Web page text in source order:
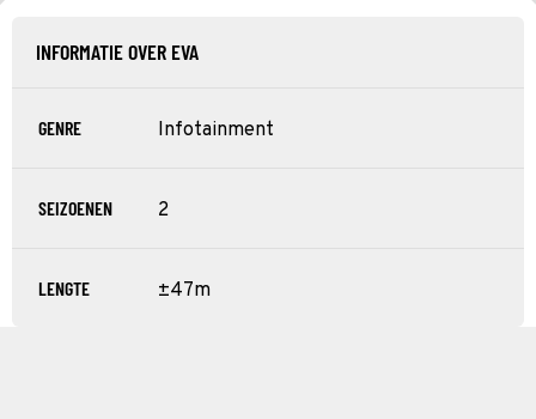
INFORMATIE OVER EVA
GENRE Infotainment
SEIZOENEN 2
LENGTE ±47m